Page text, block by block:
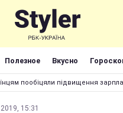
Полезное Вкусно
пообіцяли підвищення
15:31